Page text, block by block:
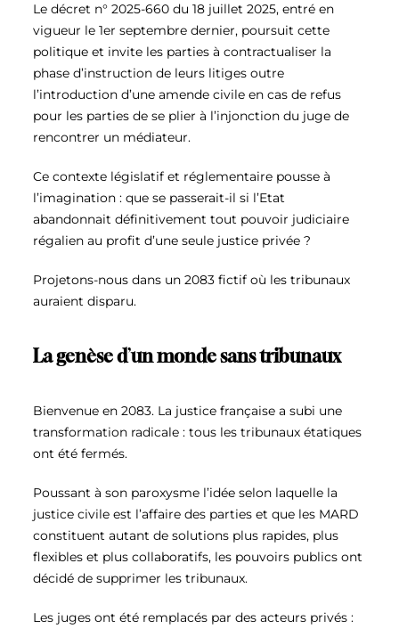
Le décret n° 2025-660 du 18 juillet 2025, entré en
vigueur le 1er septembre dernier, poursuit cette
politique et invite les parties à contractualiser la
phase d’instruction de leurs litiges outre
l’introduction d’une amende civile en cas de refus
pour les parties de se plier à l’injonction du juge de
rencontrer un médiateur.
Ce contexte législatif et réglementaire pousse à
l’imagination : que se passerait-il si l’Etat
abandonnait définitivement tout pouvoir judiciaire
régalien au profit d’une seule justice privée ?
Projetons-nous dans un 2083 fictif où les tribunaux
auraient disparu.
La genèse d’un monde sans tribunaux
Bienvenue en 2083. La justice française a subi une
transformation radicale : tous les tribunaux étatiques
ont été fermés.
Poussant à son paroxysme l’idée selon laquelle la
justice civile est l’affaire des parties et que les MARD
constituent autant de solutions plus rapides, plus
flexibles et plus collaboratifs, les pouvoirs publics ont
décidé de supprimer les tribunaux.
Les juges ont été remplacés par des acteurs privés :